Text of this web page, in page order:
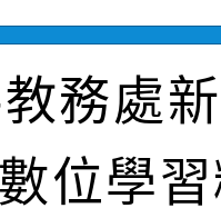
同樂會」
座及成長
動海報，
生訓練注
生補報到
第10招)】
務處
位學